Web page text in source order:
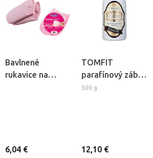
Bavlnené
rukavice na
6,04 €
TOMFIT
parafínový zábal
- gáfrový
500 g
12,10 €